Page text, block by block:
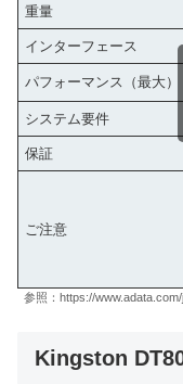
重量
インターフェース
パフォーマンス（最大）
システム要件
保証
ご注意
参照：https://
Kingston